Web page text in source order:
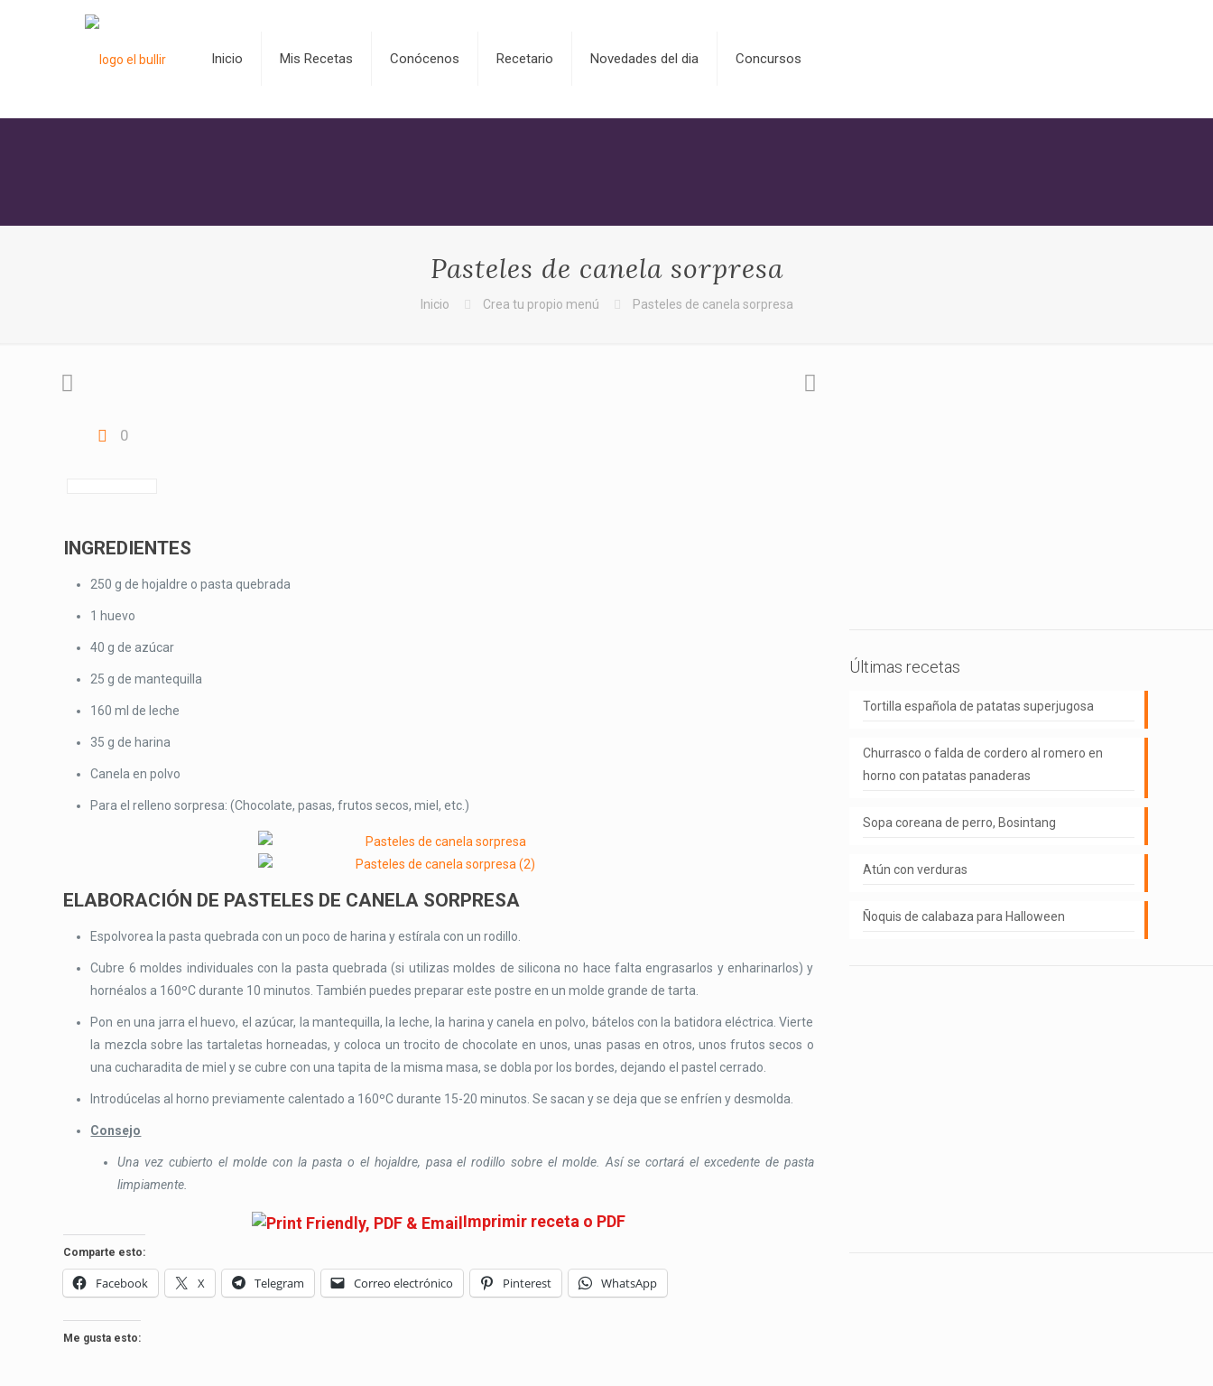
Inicio Mis Recetas Conócenos Recetario Novedades del dia Concursos
Pasteles de canela sorpresa
Inicio Crea tu propio menú Pasteles de canela sorpresa
0
INGREDIENTES
250 g de hojaldre o pasta quebrada
1 huevo
40 g de azúcar
25 g de mantequilla
160 ml de leche
35 g de harina
Canela en polvo
Para el relleno sorpresa: (Chocolate, pasas, frutos secos, miel, etc.)
ELABORACIÓN DE PASTELES DE CANELA SORPRESA
Espolvorea la pasta quebrada con un poco de harina y estírala con un rodillo.
Cubre 6 moldes individuales con la pasta quebrada (si utilizas moldes de silicona no hace falta engrasarlos y enharinarlos) y
hornéalos a 160ºC durante 10 minutos. También puedes preparar este postre en un molde grande de tarta.
Pon en una jarra el huevo, el azúcar, la mantequilla, la leche, la harina y canela en polvo, bátelos con la batidora eléctrica. Vierte
la mezcla sobre las tartaletas horneadas, y coloca un trocito de chocolate en unos, unas pasas en otros, unos frutos secos o
una cucharadita de miel y se cubre con una tapita de la misma masa, se dobla por los bordes, dejando el pastel cerrado.
Introdúcelas al horno previamente calentado a 160ºC durante 15-20 minutos. Se sacan y se deja que se enfríen y desmolda.
Consejo
Una vez cubierto el molde con la pasta o el hojaldre, pasa el rodillo sobre el molde. Así se cortará el excedente de pasta
limpiamente.
Imprimir receta o PDF
Comparte esto:
Facebook X Telegram Correo electrónico Pinterest WhatsApp
Me gusta esto:
Últimas recetas
Tortilla española de patatas superjugosa
Churrasco o falda de cordero al romero en
horno con patatas panaderas
Sopa coreana de perro, Bosintang
Atún con verduras
Ñoquis de calabaza para Halloween